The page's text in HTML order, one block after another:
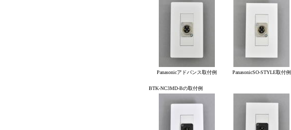
Panasonicアドバンス取付例 PanasonicSO-STYLE取付例
BTK-NC3MD-Bの取付例